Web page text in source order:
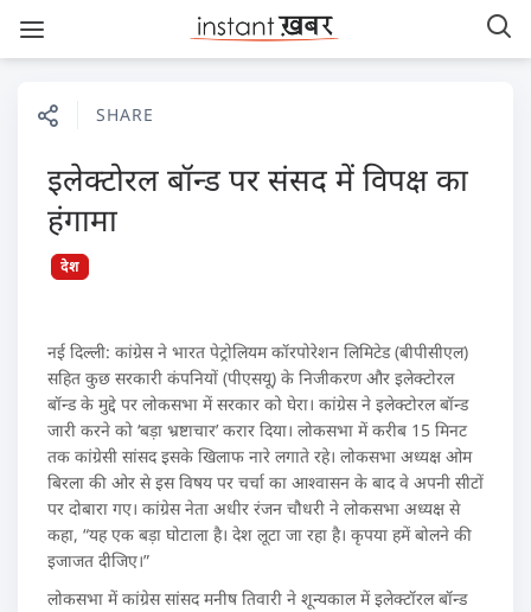
SHARE
इलेक्टोरल बॉन्ड पर संसद में विपक्ष का
हंगामा
देश
नई दिल्ली: कांग्रेस ने भारत पेट्रोलियम कॉरपोरेशन लिमिटेड (बीपीसीएल)
सहित कुछ सरकारी कंपनियों (पीएसयू) के निजीकरण और इलेक्टोरल
बॉन्ड के मुद्दे पर लोकसभा में सरकार को घेरा। कांग्रेस ने इलेक्टोरल बॉन्ड
जारी करने को ‘बड़ा भ्रष्टाचार’ करार दिया। लोकसभा में करीब 15 मिनट
तक कांग्रेसी सांसद इसके खिलाफ नारे लगाते रहे। लोकसभा अध्यक्ष ओम
बिरला की ओर से इस विषय पर चर्चा का आश्वासन के बाद वे अपनी सीटों
पर दोबारा गए। कांग्रेस नेता अधीर रंजन चौधरी ने लोकसभा अध्यक्ष से
कहा, “यह एक बड़ा घोटाला है। देश लूटा जा रहा है। कृपया हमें बोलने की
इजाजत दीजिए।”
लोकसभा में कांग्रेस सांसद मनीष तिवारी ने शून्यकाल में इलेक्टॉरल बॉन्ड